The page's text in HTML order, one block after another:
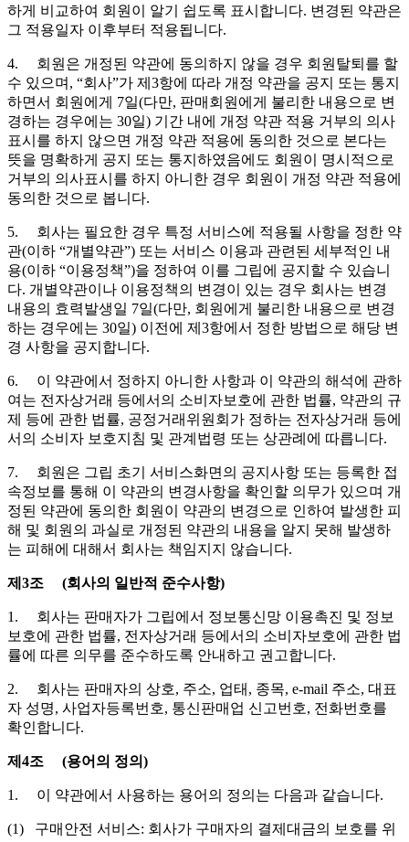
하게 비교하여 회원이 알기 쉽도록 표시합니다. 변경된 약관은
그 적용일자 이후부터 적용됩니다.
4. 회원은 개정된 약관에 동의하지 않을 경우 회원탈퇴를 할
수 있으며, “회사”가 제3항에 따라 개정 약관을 공지 또는 통지
하면서 회원에게 7일(다만, 판매회원에게 불리한 내용으로 변
경하는 경우에는 30일) 기간 내에 개정 약관 적용 거부의 의사
표시를 하지 않으면 개정 약관 적용에 동의한 것으로 본다는
뜻을 명확하게 공지 또는 통지하였음에도 회원이 명시적으로
거부의 의사표시를 하지 아니한 경우 회원이 개정 약관 적용에
동의한 것으로 봅니다.
5. 회사는 필요한 경우 특정 서비스에 적용될 사항을 정한 약
관(이하 “개별약관”) 또는 서비스 이용과 관련된 세부적인 내
용(이하 “이용정책”)을 정하여 이를 그립에 공지할 수 있습니
다. 개별약관이나 이용정책의 변경이 있는 경우 회사는 변경
내용의 효력발생일 7일(다만, 회원에게 불리한 내용으로 변경
하는 경우에는 30일) 이전에 제3항에서 정한 방법으로 해당 변
경 사항을 공지합니다.
6. 이 약관에서 정하지 아니한 사항과 이 약관의 해석에 관하
여는 전자상거래 등에서의 소비자보호에 관한 법률, 약관의 규
제 등에 관한 법률, 공정거래위원회가 정하는 전자상거래 등에
서의 소비자 보호지침 및 관계법령 또는 상관례에 따릅니다.
7. 회원은 그립 초기 서비스화면의 공지사항 또는 등록한 접
속정보를 통해 이 약관의 변경사항을 확인할 의무가 있으며 개
정된 약관에 동의한 회원이 약관의 변경으로 인하여 발생한 피
해 및 회원의 과실로 개정된 약관의 내용을 알지 못해 발생하
는 피해에 대해서 회사는 책임지지 않습니다.
제3조 (회사의 일반적 준수사항)
1. 회사는 판매자가 그립에서 정보통신망 이용촉진 및 정보
보호에 관한 법률, 전자상거래 등에서의 소비자보호에 관한 법
률에 따른 의무를 준수하도록 안내하고 권고합니다.
2. 회사는 판매자의 상호, 주소, 업태, 종목, e-mail 주소, 대표
자 성명, 사업자등록번호, 통신판매업 신고번호, 전화번호를
확인합니다.
제4조 (용어의 정의)
1. 이 약관에서 사용하는 용어의 정의는 다음과 같습니다.
(1) 구매안전 서비스: 회사가 구매자의 결제대금의 보호를 위